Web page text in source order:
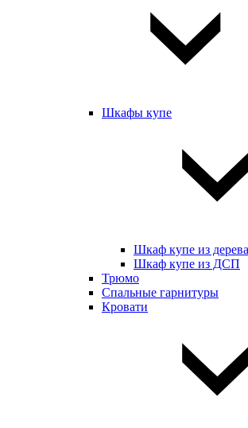
Шкафы купе
Шкаф купе из дерева
Шкаф купе из ДСП
Трюмо
Спальные гарнитуры
Кровати